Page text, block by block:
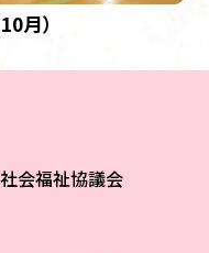
月）
会福祉協議会